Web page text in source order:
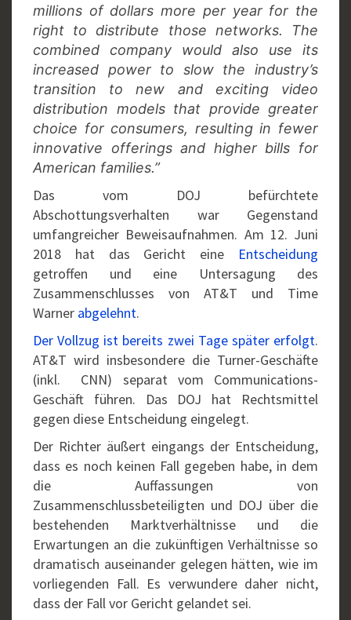
millions of dollars more per year for the
right to distribute those networks. The
combined company would also use its
increased power to slow the industry’s
transition to new and exciting video
distribution models that provide greater
choice for consumers, resulting in fewer
innovative offerings and higher bills for
American families.”
Das vom DOJ befürchtete
Abschottungsverhalten war Gegenstand
umfangreicher Beweisaufnahmen. Am 12. Juni
2018 hat das Gericht eine Entscheidung
getroffen und eine Untersagung des
Zusammenschlusses von AT&T und Time
Warner abgelehnt.
Der Vollzug ist bereits zwei Tage später erfolgt.
AT&T wird insbesondere die Turner-Geschäfte
(inkl. CNN) separat vom Communications-
Geschäft führen. Das DOJ hat Rechtsmittel
gegen diese Entscheidung eingelegt.
Der Richter äußert eingangs der Entscheidung,
dass es noch keinen Fall gegeben habe, in dem
die Auffassungen von
Zusammenschlussbeteiligten und DOJ über die
bestehenden Marktverhältnisse und die
Erwartungen an die zukünftigen Verhältnisse so
dramatisch auseinander gelegen hätten, wie im
vorliegenden Fall. Es verwundere daher nicht,
dass der Fall vor Gericht gelandet sei.